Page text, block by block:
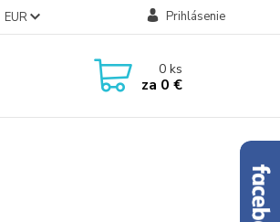
EUR Prihlásenie
0ks
za 0 €